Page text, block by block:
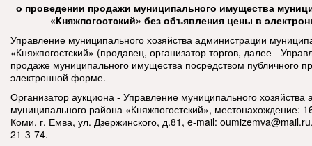
о проведении продажи муниципального имущества
«Княжпогостский» без объявления цены в
Управление муниципального хозяйства администрации
«Княжпогостский» (продавец, организатор торгов, далее -
продаже муниципального имущества посредством публичного
электронной форме.
Организатор аукциона - Управление муниципального хозяйства
муниципального района «Княжпогостский», местонахождение:
Коми, г. Емва, ул. Дзержинского, д.81, e-mail:
21-3-74.